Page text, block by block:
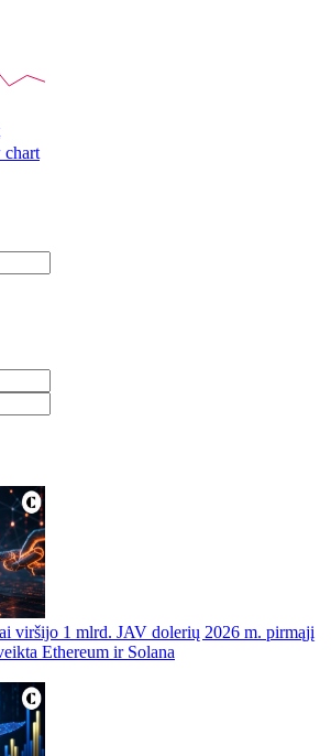
chart
viršijo 1 mlrd. JAV dolerių 2026 m. pirmąjį
Ethereum ir Solana